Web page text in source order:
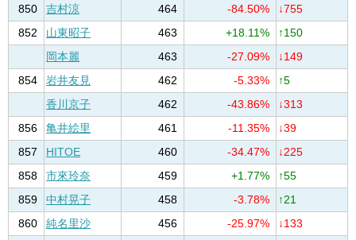
850
吉村涼 464 -84.50%
↓755
852
山東昭子 463 +18.11%
↑150
岡本麗
463 -27.09%
↓149
854
岩井友見 462 -5.33%
↑5
香川京子
462 -43.86%
↓313
856
亀井絵里 461 -11.35%
↓39
857
HITOE 460 -34.47%
↓225
858
市來玲奈 459 +1.77%
↑55
859
中村晃子 458 -3.78%
↑21
860
純名里沙 456 -25.97%
↓133